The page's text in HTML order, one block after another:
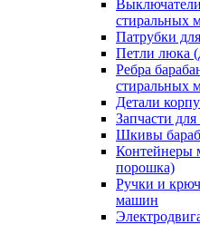
стиральных
Патрубки
Петли люка
Ребра
стиральных
Детали
Запчасти
Шкивы
Контейнеры
порошка)
Ручки и
машин